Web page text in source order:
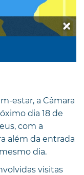
estar, a Câmara
dia 18 de
com a
além da entrada
dia.
visitas